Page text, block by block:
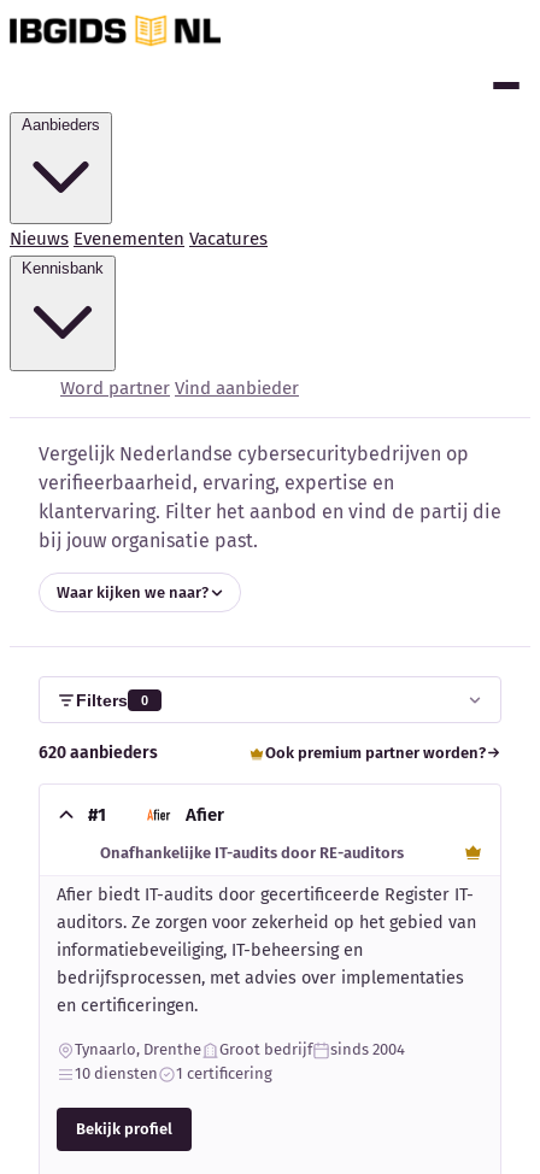
Nieuws Evenementen Vacatures
Word partner Vind aanbieder
Kennisbank
Externe bronnen
Woordenboek
vergelijken
Vergelijk Nederlandse cybersecuritybedrijven op
verifieerbaarheid, ervaring, expertise en
klantervaring. Filter het aanbod en vind de partij die
bij jouw organisatie past.
Waar kijken we naar?
Filters 0
620 aanbieders Ook premium partner worden?
#1 Afier
Onafhankelijke IT-audits door RE-auditors
Afier biedt IT-audits door gecertificeerde Register IT-
auditors. Ze zorgen voor zekerheid op het gebied van
informatiebeveiliging, IT-beheersing en
bedrijfsprocessen, met advies over implementaties
en certificeringen.
Tynaarlo, Drenthe Groot bedrijf
sinds 2004
10 diensten
1 certificering
Bekijk profiel